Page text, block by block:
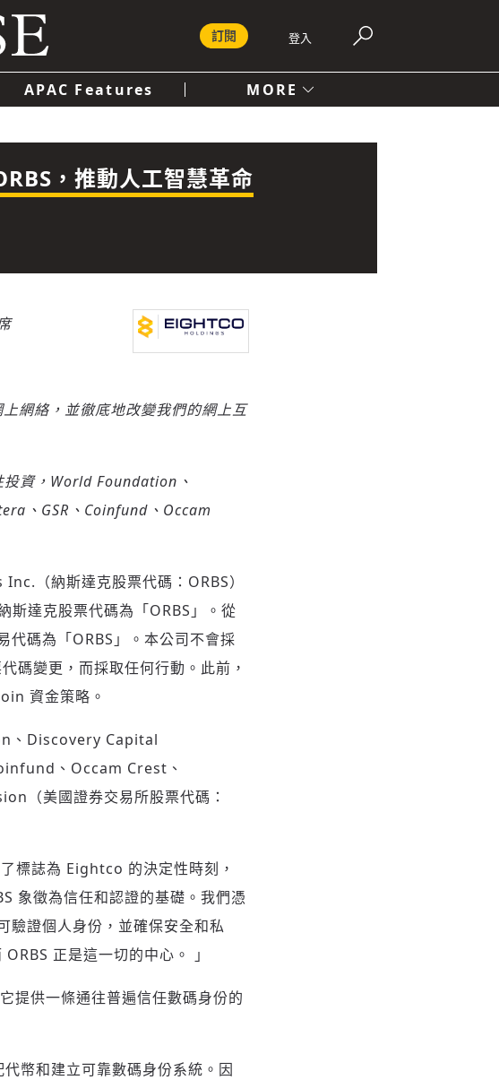
登入
訂閱
APAC Features MORE
社會
，推動人工智慧革命
網絡，並徹底地改變我們的網上互
資，World Foundation、
、GSR、Coinfund、Occam
（納斯達克股票代碼：ORBS）
達克股票代碼為「ORBS」。從
碼為「ORBS」。本公司不會採
碼變更，而採取任何行動。此前，
資金策略。
、Discovery Capital
、Occam Crest、
美國證券交易所股票代碼：
標誌為 Eightco 的決定性時刻，
象徵為信任和認證的基礎。我們憑
證個人身份，並確保安全和私
正是這一切的中心。 」
提供一條通往普遍信任數碼身份的
幣和建立可靠數碼身份系統。因